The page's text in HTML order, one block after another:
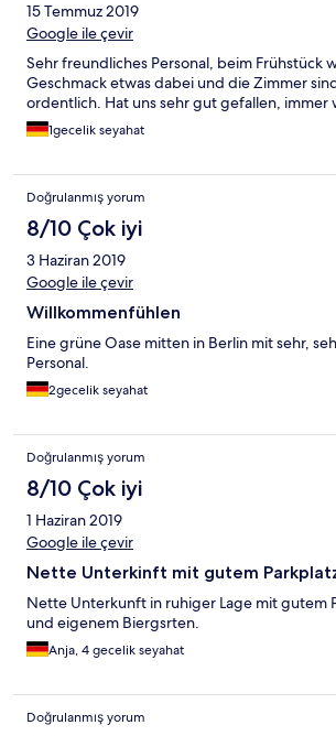
15 Temmuz 2019
Google ile çevir
Sehr freundliches Personal, beim Frühstück
Geschmack etwas dabei und die Zimmer
ordentlich. Hat uns sehr gut gefallen, immer
1gecelik seyahat
Doğrulanmış yorum
8/10 Çok iyi
3 Haziran 2019
Google ile çevir
Willkommenfühlen
Eine grüne Oase mitten in Berlin mit sehr,
Personal.
2gecelik seyahat
Doğrulanmış yorum
8/10 Çok iyi
1 Haziran 2019
Google ile çevir
Nette Unterkinft mit gutem
Nette Unterkunft in ruhiger Lage mit gutem
und eigenem Biergsrten.
Anja, 4 gecelik seyahat
Doğrulanmış yorum